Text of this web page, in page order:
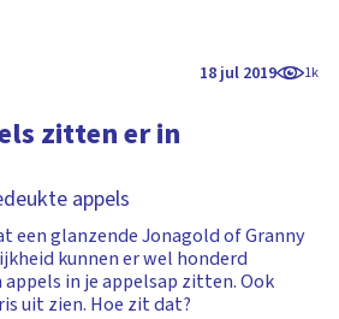
18 jul 2019 1k
zitten er in
appels
een glanzende Jonagold of Granny
kunnen er wel honderd
in je appelsap zitten. Ook
uit zien. Hoe zit dat?